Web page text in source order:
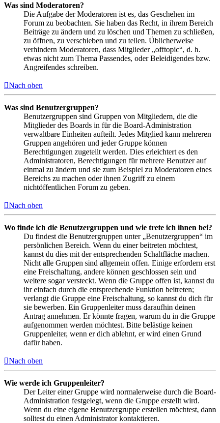
Was sind Moderatoren?
Die Aufgabe der Moderatoren ist es, das Geschehen im
Forum zu beobachten. Sie haben das Recht, in ihrem Bereich
Beiträge zu ändern und zu löschen und Themen zu schließen,
zu öffnen, zu verschieben und zu teilen. Üblicherweise
verhindern Moderatoren, dass Mitglieder „offtopic“, d. h.
etwas nicht zum Thema Passendes, oder Beleidigendes bzw.
Angreifendes schreiben.
Nach oben
Was sind Benutzergruppen?
Benutzergruppen sind Gruppen von Mitgliedern, die die
Mitglieder des Boards in für die Board-Administration
verwaltbare Einheiten aufteilt. Jedes Mitglied kann mehreren
Gruppen angehören und jeder Gruppe können
Berechtigungen zugeteilt werden. Dies erleichtert es den
Administratoren, Berechtigungen für mehrere Benutzer auf
einmal zu ändern und sie zum Beispiel zu Moderatoren eines
Bereichs zu machen oder ihnen Zugriff zu einem
nichtöffentlichen Forum zu geben.
Nach oben
Wo finde ich die Benutzergruppen und wie trete ich ihnen bei?
Du findest die Benutzergruppen unter „Benutzergruppen“ im
persönlichen Bereich. Wenn du einer beitreten möchtest,
kannst du dies mit der entsprechenden Schaltfläche machen.
Nicht alle Gruppen sind allgemein offen. Einige erfordern erst
eine Freischaltung, andere können geschlossen sein und
weitere sogar versteckt. Wenn die Gruppe offen ist, kannst du
ihr einfach durch die entsprechende Funktion beitreten;
verlangt die Gruppe eine Freischaltung, so kannst du dich für
sie bewerben. Ein Gruppenleiter muss daraufhin deinen
Antrag annehmen. Er könnte fragen, warum du in die Gruppe
aufgenommen werden möchtest. Bitte belästige keinen
Gruppenleiter, wenn er dich ablehnt, er wird einen Grund
dafür haben.
Nach oben
Wie werde ich Gruppenleiter?
Der Leiter einer Gruppe wird normalerweise durch die Board-
Administration festgelegt, wenn die Gruppe erstellt wird.
Wenn du eine eigene Benutzergruppe erstellen möchtest, dann
solltest du einen Administrator kontaktieren.